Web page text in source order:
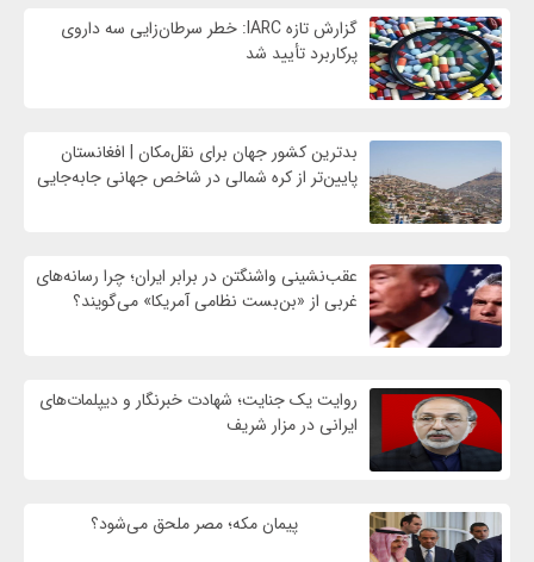
گزارش تازه IARC: خطر سرطان‌زایی سه داروی
پرکاربرد تأیید شد
بدترین کشور جهان برای نقل‌مکان | افغانستان
پایین‌تر از کره شمالی در شاخص جهانی جابه‌جایی
عقب‌نشینی واشنگتن در برابر ایران؛ چرا رسانه‌های
غربی از «بن‌بست نظامی آمریکا» می‌گویند؟
روایت یک جنایت؛ شهادت خبرنگار و دیپلمات‌های
ایرانی در مزار شریف
پیمان مکه؛ مصر ملحق می‌شود؟